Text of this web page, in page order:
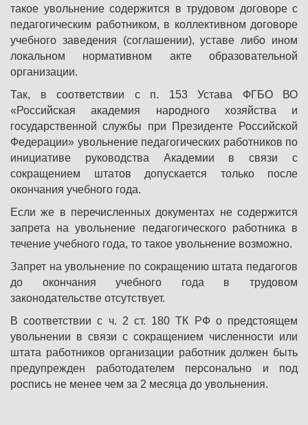
такое увольнение содержится в трудовом договоре с
педагогическим работником, в коллективном договоре
учебного заведения (соглашении), уставе либо ином
локальном нормативном акте образовательной
организации.
Так, в соответствии с п. 153 Устава ФГБО ВО
«Российская академия народного хозяйства и
государственной службы при Президенте Российской
Федерации» увольнение педагогических работников по
инициативе руководства Академии в связи с
сокращением штатов допускается только после
окончания учебного года.
Если же в перечисленных документах не содержится
запрета на увольнение педагогического работника в
течение учебного года, то такое увольнение возможно.
Запрет на увольнение по сокращению штата педагогов
до окончания учебного года в трудовом
законодательстве отсутствует.
В соответствии с ч. 2 ст. 180 ТК РФ о предстоящем
увольнении в связи с сокращением численности или
штата работников организации работник должен быть
предупрежден работодателем персонально и под
роспись не менее чем за 2 месяца до увольнения.